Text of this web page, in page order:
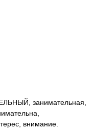
занимательная,
внимание.